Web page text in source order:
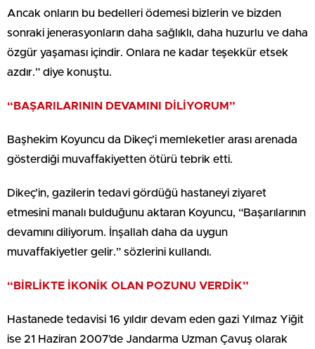
Ancak onların bu bedelleri ödemesi bizlerin ve bizden
sonraki jenerasyonların daha sağlıklı, daha huzurlu ve daha
özgür yaşaması içindir. Onlara ne kadar teşekkür etsek
azdır.” diye konuştu.
“BAŞARILARININ DEVAMINI DİLİYORUM”
Başhekim Koyuncu da Dikeç’i memleketler arası arenada
gösterdiği muvaffakiyetten ötürü tebrik etti.
Dikeç’in, gazilerin tedavi gördüğü hastaneyi ziyaret
etmesini manalı bulduğunu aktaran Koyuncu, “Başarılarının
devamını diliyorum. İnşallah daha da uygun
muvaffakiyetler gelir.” sözlerini kullandı.
“BİRLİKTE İKONİK OLAN POZUNU VERDİK”
Hastanede tedavisi 16 yıldır devam eden gazi Yılmaz Yiğit
ise 21 Haziran 2007’de Jandarma Uzman Çavuş olarak